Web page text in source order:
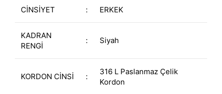
CİNSİYET : ERKEK
KADRAN
RENGİ
: Siyah
KORDON CİNSİ :
316 L Paslanmaz Çelik
Kordon